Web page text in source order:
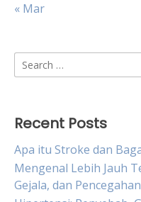
« Mar
Search
for:
Recent Posts
Apa itu Stroke dan
Mengenal Lebih Jauh
Gejala, dan Pencegahan